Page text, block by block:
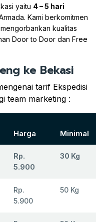
yaitu 4 – 5 hari
Kami berkomitmen
kualitas
Door to Door dan Free
ke Bekasi
tarif Ekspedisi
team marketing :
Harga Minimal
Rp.
5.900
30 Kg
Rp.
5.900
50 Kg